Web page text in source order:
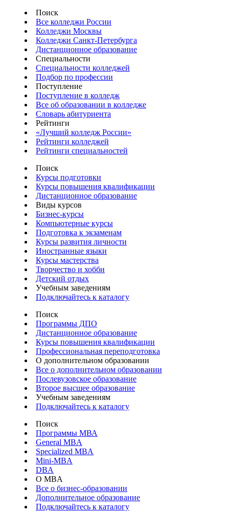
Поиск
Все колледжи России
Колледжи Москвы
Колледжи Санкт-Петербурга
Дистанционное образование
Специальности
Специальности колледжей
Подбор по профессии
Поступление
Поступление в колледж
Все об образовании в колледже
Словарь абитуриента
Рейтинги
«Лучший колледж России»
Рейтинги колледжей
Рейтинги специальностей
Поиск
Курсы подготовки
Курсы повышения квалификации
Дистанционное образование
Виды курсов
Бизнес-курсы
Компьютерные курсы
Подготовка к экзаменам
Курсы развития личности
Иностранные языки
Курсы мастерства
Творчество и хобби
Детский отдых
Учебным заведениям
Подключайтесь к каталогу
Поиск
Программы ДПО
Дистанционное образование
Курсы повышения квалификации
Профессиональная переподготовка
О дополнительном образовании
Все о дополнительном образовании
Послевузовское образование
Второе высшее образование
Учебным заведениям
Подключайтесь к каталогу
Поиск
Программы МВА
General MBA
Specialized MBA
Mini-MBA
DBA
О MBA
Все о бизнес-образовании
Дополнительное образование
Подключайтесь к каталогу